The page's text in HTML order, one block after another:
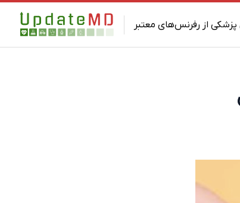
پزشکی از رفرنس‌های معتبر